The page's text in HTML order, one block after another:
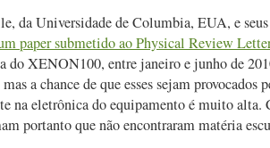
da Universidade de Columbia, EUA, e seus
paper submetido ao Physical Review
do XENON100, entre janeiro e junho de
a chance de que esses sejam provocados
na eletrônica do equipamento é muito alta.
portanto que não encontraram matéria